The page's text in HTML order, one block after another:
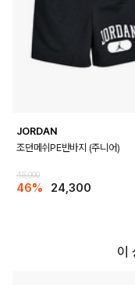
JORDAN
조던메쉬PE반바지 (주니어)
45,000
46% 24,300
이